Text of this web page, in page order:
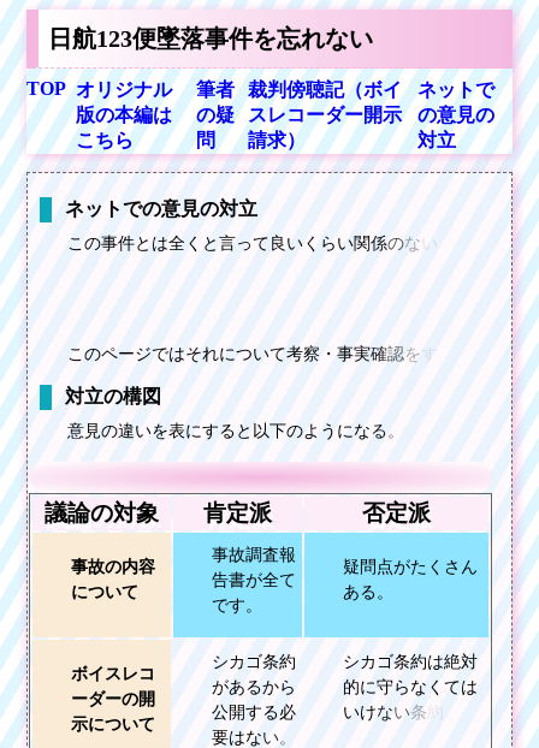
日航123便墜落事件を忘れない
TOP オリジナル
版の本編は
こちら
筆者
の疑
問
裁判傍聴記（ボイ
スレコーダー開示
請求）
ネットで
の意見の
対立
ネッ トでの意見の対立
この事件と は全く と言って良いく らい関係のない
このページではそれについて考察 ・事実確認をす
対立の構図
意見の違いを表にすると 以下のよ う になる 。
議論の対象 肯定派 否定派
事故の内容
について
事故調査報
告書が全て
です。
疑問 点がた く さ ん
ある。
ボイスレコ
ーダーの開
示について
シカ ゴ条約
があるから
公開する必
要はない。
シカ ゴ条約は絶対
的に守らな くては
いけない条 約